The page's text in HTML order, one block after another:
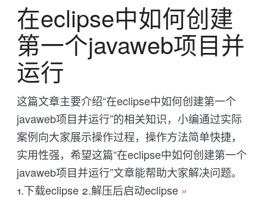
在eclipse中如何创建
第一个javaweb项目并
运行
这篇文章主要介绍“在eclipse中如何创建第一个
javaweb项目并运行”的相关知识，小编通过实际
案例向大家展示操作过程，操作方法简单快捷，
实用性强，希望这篇“在eclipse中如何创建第一个
javaweb项目并运行”文章能帮助大家解决问题。
1.下载eclipse 2.解压后启动eclipse »